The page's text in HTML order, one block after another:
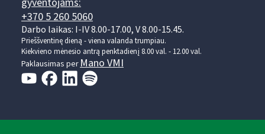
+370 5 260 5060
Darbo laikas: I-IV 8.00-17.00, V 8.00-15.45.
Prieššventinę dieną - viena valanda trumpiau.
Kiekvieno mėnesio antrą penktadienį 8.00 val. - 12.00 val.
Paklausimas per Mano VMI